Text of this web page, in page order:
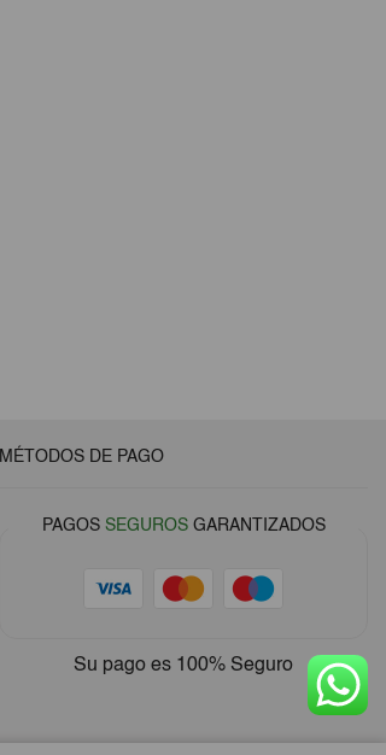
MÉTODOS DE PAGO
PAGOS SEGUROSGARANTIZADOS
Su pago es 100% Seguro